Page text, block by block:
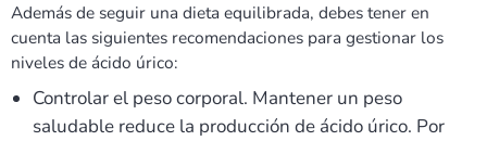
Además de seguir una dieta equilibrada, debes tener en
cuenta las siguientes recomendaciones para gestionar los
niveles de ácido úrico:
Controlar el peso corporal. Mantener un peso
saludable reduce la producción de ácido úrico. Por